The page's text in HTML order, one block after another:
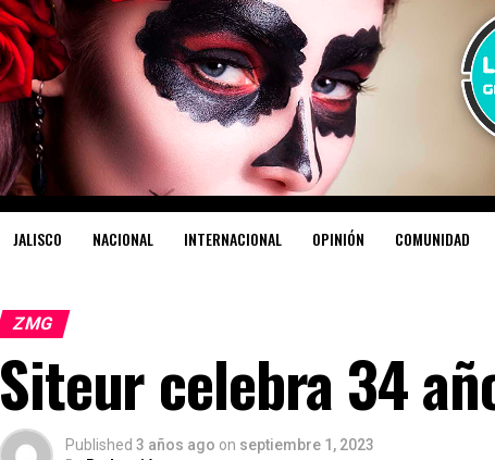
JALISCO NACIONAL INTERNACIONAL OPINIÓN COMUNIDAD
ZMG
Siteur celebra 34
Published 3 años ago on septiembre 1, 2023